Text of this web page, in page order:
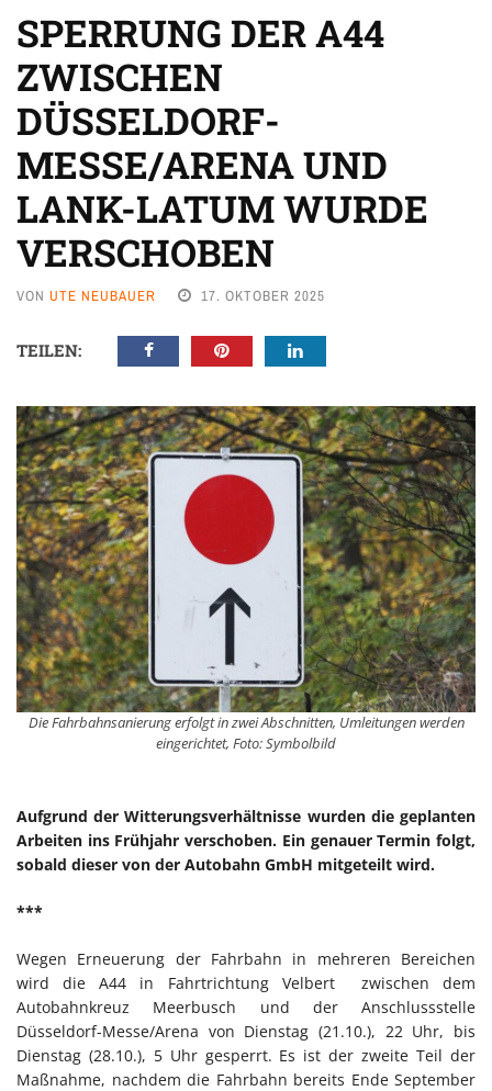
SPERRUNG DER A44
ZWISCHEN
DÜSSELDORF-
MESSE/ARENA UND
LANK-LATUM WURDE
VERSCHOBEN
VON UTE NEUBAUER 17. OKTOBER 2025
TEILEN:
Die Fahrbahnsanierung erfolgt in zwei Abschnitten, Umleitungen werden
eingerichtet, Foto: Symbolbild
Aufgrund der Witterungsverhältnisse wurden die geplanten
Arbeiten ins Frühjahr verschoben. Ein genauer Termin folgt,
sobald dieser von der Autobahn GmbH mitgeteilt wird.
***
Wegen Erneuerung der Fahrbahn in mehreren Bereichen
wird die A44 in Fahrtrichtung Velbert zwischen dem
Autobahnkreuz Meerbusch und der Anschlussstelle
Düsseldorf-Messe/Arena von Dienstag (21.10.), 22 Uhr, bis
Dienstag (28.10.), 5 Uhr gesperrt. Es ist der zweite Teil der
Maßnahme, nachdem die Fahrbahn bereits Ende September